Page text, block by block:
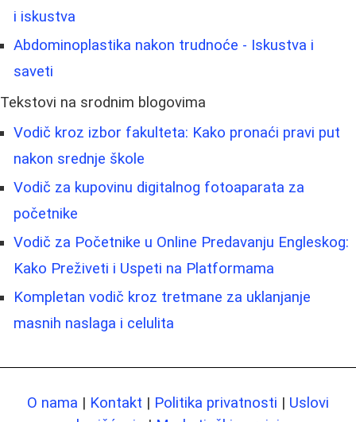
i iskustva
Abdominoplastika nakon trudnoće - Iskustva i
saveti
Tekstovi na srodnim blogovima
Vodič kroz izbor fakulteta: Kako pronaći pravi put
nakon srednje škole
Vodič za kupovinu digitalnog fotoaparata za
početnike
Vodič za Početnike u Online Predavanju Engleskog:
Kako Preživeti i Uspeti na Platformama
Kompletan vodič kroz tretmane za uklanjanje
masnih naslaga i celulita
O nama | Kontakt | Politika privatnosti | Uslovi